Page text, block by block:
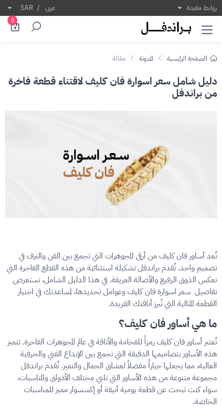
دليل شامل سعر اسوارة فان كليف لاقتناء قطعة
تُعد أساور فان كليف من أرقى المجوهرات التي تجمع
روابط مفيدة عربى /
SAR
0
الصفحة الرئيسية المدونة مقالة
دليل شامل سعر اسوارة فان كليف لاقتناء قطعة فاخرة
من براندفل
تُعد أساور فان كليف من أرقى المجوهرات التي تجمع بين الفن والترف في
تصميم واحد. تُقدم براندفل تشكيلة استثنائية من هذه القطع الفاخرة التي
تعكس الذوق الرفيع والأصالة العريقة. في هذا الدليل الشامل، نستعرض
تفاصيل سعر اسوارة فان كليف وعوامل تحديدها، لمساعدتك في اختيار
القطعة المثالية التي تُبرز أناقتك الفريدة.
ما هي أساور فان كليف؟
تُعتبر أساور فان كليف رمزاً للفخامة والأناقة في عالم المجوهرات الفاخرة. تتميز
هذه الأساور بتصاميمها الدقيقة التي تجمع بين الإبداع الفني والحرفية
العالية، مما يجعلها خياراً مفضلاً لعشاق الجمال والتميز. تُقدم براندفل
مجموعة متنوعة من هذه الأساور التي تلبي مختلف الأذواق والمناسبات،
سواء كنت تبحث عن قطعة يومية أنيقة أو إكسسوار مميز للمناسبات
الخاصة.